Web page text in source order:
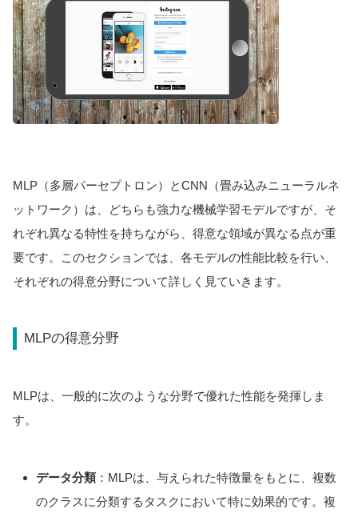
MLP（多層パーセプトロン）とCNN（畳み込みニューラルネ
ットワーク）は、どちらも強力な機械学習モデルですが、そ
れぞれ異なる特性を持ちながら、得意な領域が異なる点が重
要です。このセクションでは、各モデルの性能比較を行い、
それぞれの得意分野について詳しく見ていきます。
MLPの得意分野
MLPは、一般的に次のような分野で優れた性能を発揮しま
す。
データ分類 ：MLPは、与えられた特徴量をもとに、複数
のクラスに分類するタスクにおいて特に効果的です。複